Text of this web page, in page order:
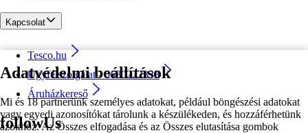
Adatvédelmi beállítások
Mi és 18 partnerünk személyes adatokat, például böngészési adatokat
vagy egyedi azonosítókat tárolunk a készülékeden, és hozzáférhetünk
azokhoz. Az Összes elfogadása és az Összes elutasítása gombok
Kapcsolat
Tesco.hu
Ügyfélszolgálat - 0680222333
Áruházkereső
followUs